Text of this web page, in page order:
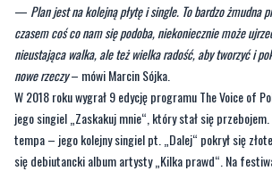
— Plan jest na kolejną płytę i single. To bardzo żmudna
czasem coś co nam się podoba, niekoniecznie może
nieustająca walka, ale też wielka radość, aby tworzyć i
nowe rzeczy– mówi Marcin Sójka.
W 2018 roku wygrał 9 edycję programu The Voice of
jego singiel „Zaskakuj mnie“, który stał się przebojem.
tempa – jego kolejny singiel pt. „Dalej“ pokrył się
się debiutancki album artysty „Kilka prawd“. Na